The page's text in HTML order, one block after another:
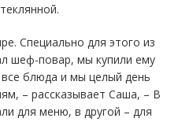
Специально для этого из
шеф-повар, мы купили ему
блюда и мы целый день
– рассказывает Саша, – В
для меню, в другой – для